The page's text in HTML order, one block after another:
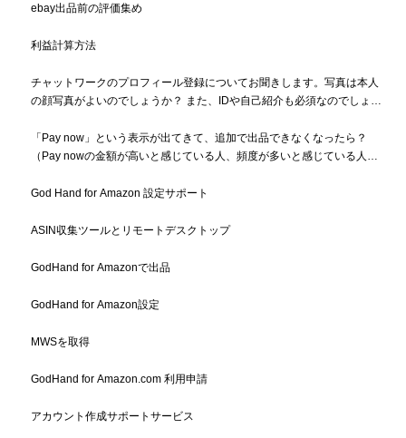
ebay出品前の評価集め
利益計算方法
チャットワークのプロフィール登録についてお聞きします。写真は本人
の顔写真がよいのでしょうか？ また、IDや自己紹介も必須なのでしょう
「Pay now」という表示が出てきて、追加で出品できなくなったら？
（Pay nowの金額が高いと感じている人、頻度が多いと感じている人も
God Hand for Amazon 設定サポート
ASIN収集ツールとリモートデスクトップ
GodHand for Amazonで出品
GodHand for Amazon設定
MWSを取得
GodHand for Amazon.com 利用申請
アカウント作成サポートサービス